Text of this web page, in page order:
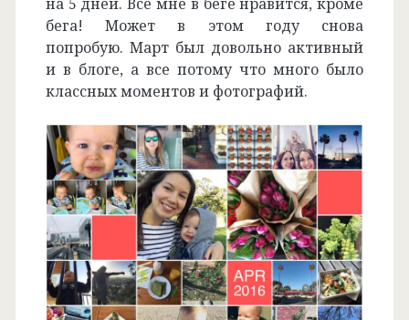
бега! Может в этом году снова
попробую. Март был довольно активный
и в блоге, а все потому что много было
классных моментов и фотографий.